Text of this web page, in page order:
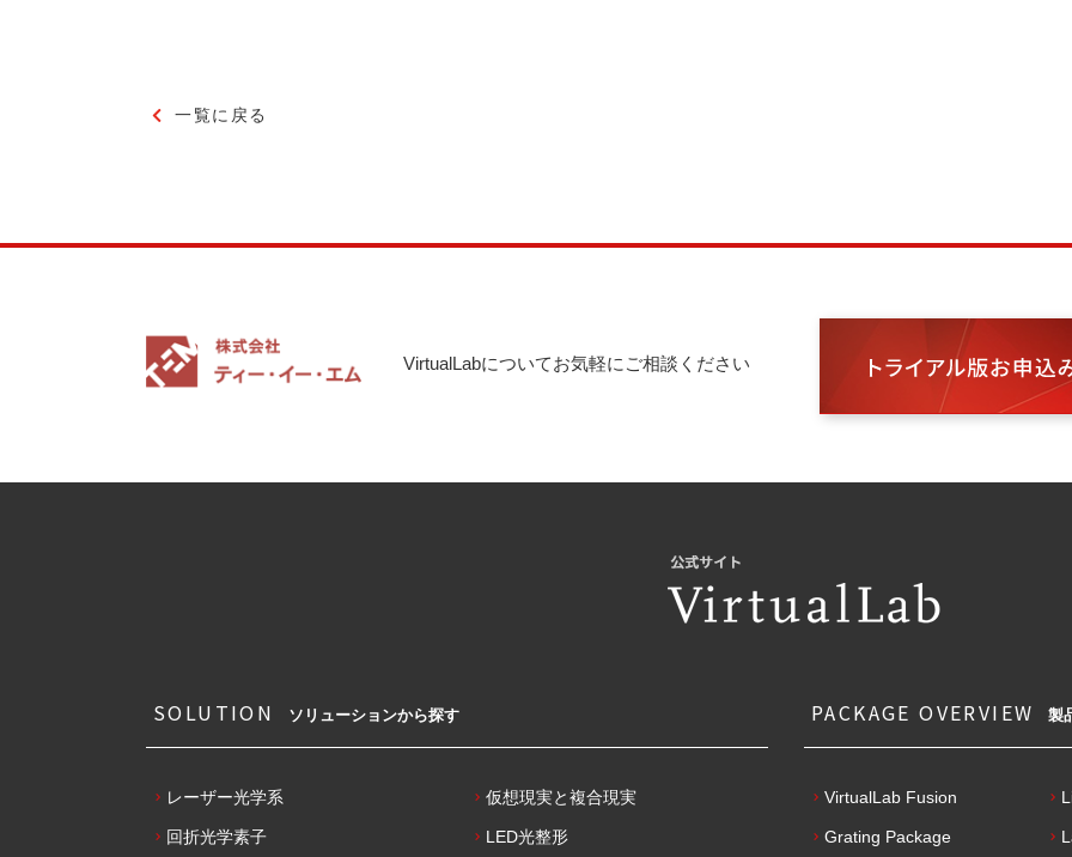
一覧に戻る
VirtualLabについてお気軽にご相談ください
SOLUTION ソリューションから探す
レーザー光学系
回折光学素子
仮想現実と複合現実
LED光整形
PACKAGE OVERVIEW 製
VirtualLab Fusion
Grating Package